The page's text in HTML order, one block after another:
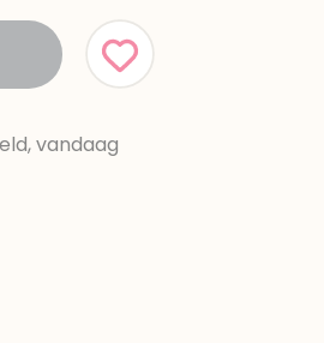
vandaag